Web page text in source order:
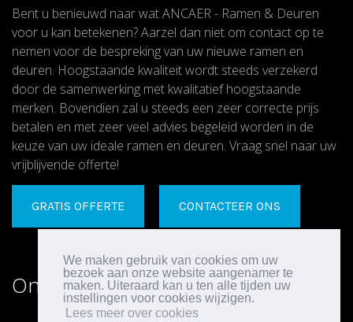
We maken gebruik van cookies om uw
bezoek aan onze website aangenamer te
maken. Uiteraard kan u ten alle tijden uw
instellingen voor cookies wijzigen.
Lees meer over cookies
Bent u benieuwd naar wat ANCAER - Ramen & Deuren
voor u kan betekenen? Aarzel dan niet om contact op te
nemen voor de bespreking van uw nieuwe ramen en
deuren. Hoogstaande kwaliteit wordt steeds verzekerd
door de samenwerking met kwalitatief hoogstaande
merken. Bovendien zal u steeds een zeer correcte prijs
betalen en met zeer veel advies begeleid worden in de
keuze van uw ideale ramen en deuren. Vraag snel naar uw
vrijblijvende offerte!
GRATIS OFFERTE CONTACTEER ONS
Onze Diensten